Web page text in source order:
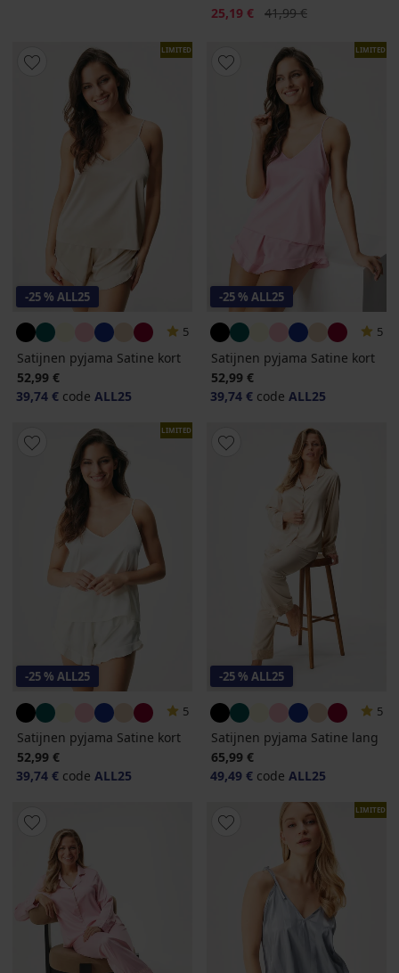
Korting
25,19 € Oorspronkelijke prijs
41,99 €
LIMITED
-25 % ALL25
5
Satijnen pyjama Satine kort
52,99 €
39,74 € code ALL25
LIMITED
-25 % ALL25
5
Satijnen pyjama Satine kort
52,99 €
39,74 € code ALL25
LIMITED
-25 % ALL25
5
Satijnen pyjama Satine kort
52,99 €
39,74 € code ALL25
-25 % ALL25
5
Satijnen pyjama Satine lang
65,99 €
49,49 € code ALL25
LIMITED